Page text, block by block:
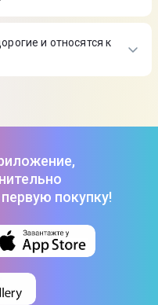
-14 999 ₴
FSC-F5060PB-13 999 ₴
плиты
- 9 269 ₴
FSC-F5060PB-13 999 ₴
и относятся к
покупку!